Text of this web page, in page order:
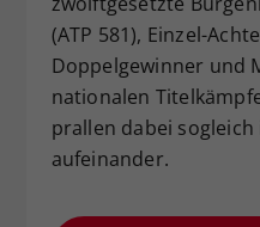
(ATP 581), Einzel-
Doppelgewinner und
nationalen
prallen dabei
aufeinander.